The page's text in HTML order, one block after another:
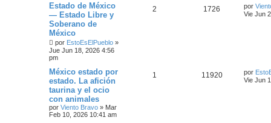
Estado de México
— Estado Libre y
Soberano de
México
por EstoEsElPueblo »
Jue Jun 18, 2026 4:56
pm
2 1726 por
Vie Jun
México estado por
estado. La afición
taurina y el ocio
con animales
por Viento Bravo » Mar
Feb 10, 2026 10:41 am
1 11920 por
Vie Jun